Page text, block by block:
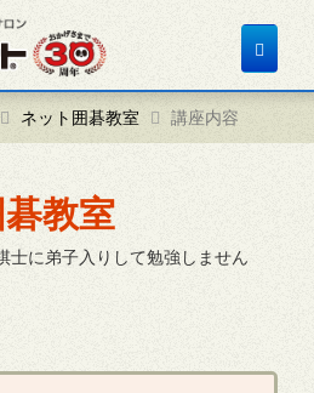
Toggle
ネット囲碁教室 講座内容
教室
士に弟子入りして勉強しません